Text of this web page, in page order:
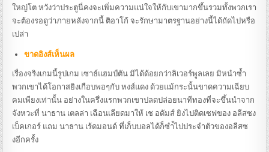
ใหญ่โต หวังว่าประตูนี่คงจะเพิ่มความแน่ใจให้กับเขามากขึ้นรวมทั้งพวกเรา
จะต้องรอดูว่าภายหลังจากนี้ ติอาโก้ จะรักษามาตรฐานอย่างนี้ได้ถัดไปหรือ
เปล่า
ขาดอิงส์เห็นผล
เรื่องจริงเกมนี้รูปเกม เซาธ์แฮมป์ตัน มิได้ด้อยกว่าลิเวอร์พูลเลย มิหนำซ้ำ
พวกเขาได้โอกาสยิงเกือบพอๆกับ หงส์แดง ด้วยแม้กระนั้นขาดความเฉียบ
คมเพียงเท่านั้น อย่างในครึ่งแรกพวกเขาปลดปล่อยนาทีทองที่จะขึ้นนำจาก
จังหวะที่ นาธาน เตลล่า เฉือนเลียดมาให้ เช อดัมส์ ยิงไปติดเซฟของ อลีสซง
เบ็คเกอร์ แถม นาธาน เร้ดมอนด์ ที่เก็บบอลได้ก็ซำ้ไปประจำตัวของอลีสซ
งอีกครั้ง